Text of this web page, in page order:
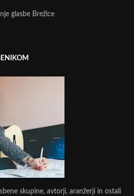
glasbe Brežice
skupine, avtorji, aranžerji in ostali